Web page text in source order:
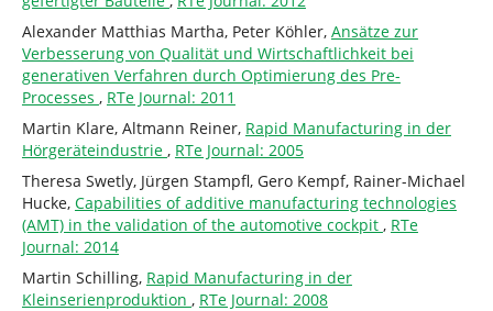
Alexander Matthias Martha, Peter Köhler, Ansätze zur
Verbesserung von Qualität und Wirtschaftlichkeit bei
generativen Verfahren durch Optimierung des Pre-
Processes , RTe Journal: 2011
Martin Klare, Altmann Reiner, Rapid Manufacturing in der
Hörgeräteindustrie , RTe Journal: 2005
Theresa Swetly, Jürgen Stampfl, Gero Kempf, Rainer-Michael
Hucke, Capabilities of additive manufacturing technologies
(AMT) in the validation of the automotive cockpit , RTe
Journal: 2014
Martin Schilling, Rapid Manufacturing in der
Kleinserienproduktion , RTe Journal: 2008